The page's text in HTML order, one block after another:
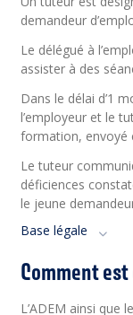
demandeur
Le délégué à
assister à des
Dans le délai d’1
l’employeur et le
formation, envoyé
Le tuteur
déficiences
le jeune
Base légale
Comment
L’ADEM ainsi